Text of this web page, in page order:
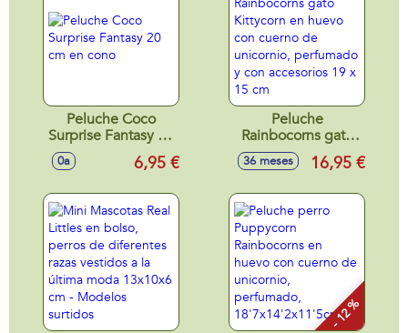
Peluche Coco
Surprise Fantasy 20
cm en cono
0a 6,95 €
Peluche
Rainbocorns gato
Kittycorn en huevo
con cuerno de
perfumado y con
accesorios 19 x 15
cm
36 meses 16,95 €
- 12 %